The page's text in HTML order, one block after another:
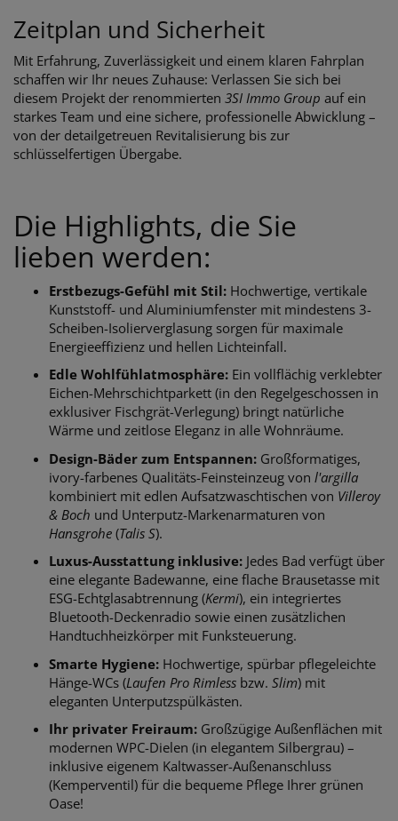
Zeitplan und Sicherheit
Mit Erfahrung, Zuverlässigkeit und einem klaren Fahrplan
schaffen wir Ihr neues Zuhause: Verlassen Sie sich bei
diesem Projekt der renommierten 3SI Immo Group auf ein
starkes Team und eine sichere, professionelle Abwicklung –
von der detailgetreuen Revitalisierung bis zur
schlüsselfertigen Übergabe.
Die Highlights, die Sie
lieben werden:
Erstbezugs-Gefühl mit Stil: Hochwertige, vertikale
Kunststoff- und Aluminiumfenster mit mindestens 3-
Scheiben-Isolierverglasung sorgen für maximale
Energieeffizienz und hellen Lichteinfall.
Edle Wohlfühlatmosphäre: Ein vollflächig verklebter
Eichen-Mehrschichtparkett (in den Regelgeschossen in
exklusiver Fischgrät-Verlegung) bringt natürliche
Wärme und zeitlose Eleganz in alle Wohnräume.
Design-Bäder zum Entspannen: Großformatiges,
ivory-farbenes Qualitäts-Feinsteinzeug von l'argilla
kombiniert mit edlen Aufsatzwaschtischen von Villeroy
& Boch und Unterputz-Markenarmaturen von
Hansgrohe (Talis S).
Luxus-Ausstattung inklusive: Jedes Bad verfügt über
eine elegante Badewanne, eine flache Brausetasse mit
ESG-Echtglasabtrennung (Kermi), ein integriertes
Bluetooth-Deckenradio sowie einen zusätzlichen
Handtuchheizkörper mit Funksteuerung.
Smarte Hygiene: Hochwertige, spürbar pflegeleichte
Hänge-WCs (Laufen Pro Rimless bzw. Slim) mit
eleganten Unterputzspülkästen.
Ihr privater Freiraum: Großzügige Außenflächen mit
modernen WPC-Dielen (in elegantem Silbergrau) –
inklusive eigenem Kaltwasser-Außenanschluss
(Kemperventil) für die bequeme Pflege Ihrer grünen
Oase!